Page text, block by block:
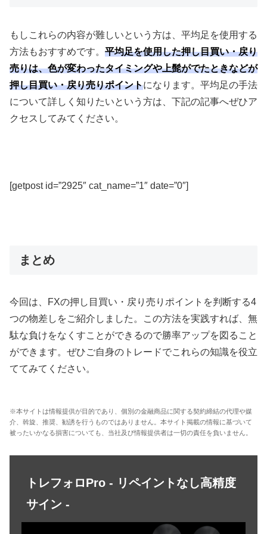
もしこれらの内容が難しいという方は、平均足を使用する
方法もおすすめです。 平均足を使用した押し目買い・戻り
売りは、色が変わったタイミングや上髭がでたときなどが
押し目買い・戻り売りポイントになります。平均足の手法
について詳しく知りたいという方は、下記の記事へぜひア
クセスしてみてください。
[getpost id=”2925″ cat_name=”1″ date=”0″]
まとめ
今回は、 FXの押し目買い・戻り売りポイントを判断する4
つの物差しをご紹介しました。この方法を実践すれば、無
駄な負けをなくすことができるので勝率アップを図ること
ができます。ぜひご自身のトレードでこれらの知識を役立
ててみてください。
※本サイトは情報提供が目的であり、個別の金融商品に関する契約締結の代理や媒
介、斡旋、推奨、勧誘を行うものではありません。本サイト掲載の情報に基づいて
被ったいかなる損害についても、当社及び情報提供者は一切の責任を負いません。
トレフォロPro - リペイントなし高精度
サイン -